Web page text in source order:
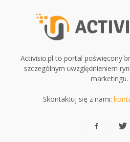
Activisio.pl to portal poświęcony
szczególnym uwzględnieniem
marketingu.
Skontaktuj się z nami: